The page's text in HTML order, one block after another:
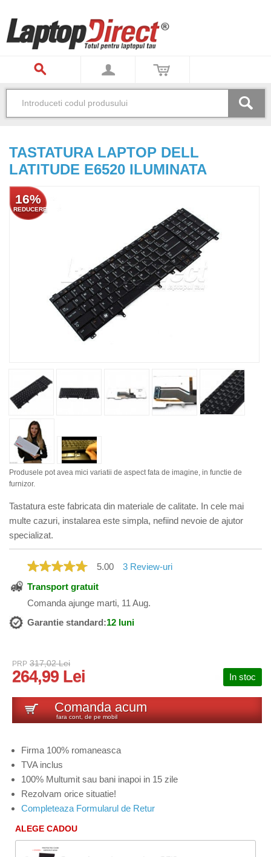
TASTATURA LAPTOP DELL
LATITUDE E6520 ILUMINATA
16%
REDUCERE
Produsele pot avea mici variatii de aspect fata de imagine, in functie de
furnizor.
Tastatura este fabricata din materiale de calitate. In cele mai
multe cazuri, instalarea este simpla, nefiind nevoie de ajutor
specializat.
3 Review-uri
5.00
Transport gratuit
Comanda ajunge marti, 11 Aug.
Garantie standard:12 luni
PRP 317,02 Lei
264,99 Lei In stoc
Comanda acum
fara cont, de pe mobil
Firma 100% romaneasca
TVA inclus
100% Multumit sau bani inapoi in 15 zile
Rezolvam orice situatie!
Completeaza Formularul de Retur
ALEGE CADOU